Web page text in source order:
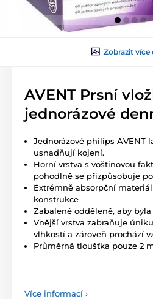
Zobrazit více
AVENT Prsní
jednorázové
Jednorázové philips AVENT
usnadňují kojení.
Horní vrstva s voštinovou
pohodlně se přizpůsobuje
Extrémně absorpční
konstrukce
Zabalené odděleně, aby
Vnější vrstva zabraňuje
vlhkostí a zároveň prochází
Průměrná tloušťka pouze 2
Více informací ›